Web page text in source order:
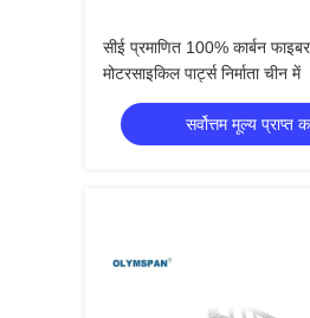
सीई प्रमाणित 100% कार्बन
मोटरसाइकिल पार्ट्स निर्माता चीन में
सर्वोत्तम मूल्य प्राप्त